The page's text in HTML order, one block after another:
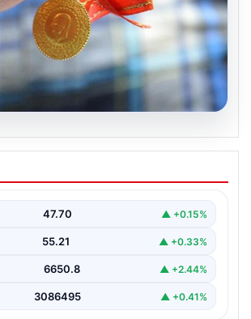
canlı 8 Nisan 2026: Altın
kadar oldu? Gram, çeyrek,
47.70 ▲ +0.15%
55.21 ▲ +0.33%
6650.8 ▲ +2.44%
3086495 ▲ +0.41%